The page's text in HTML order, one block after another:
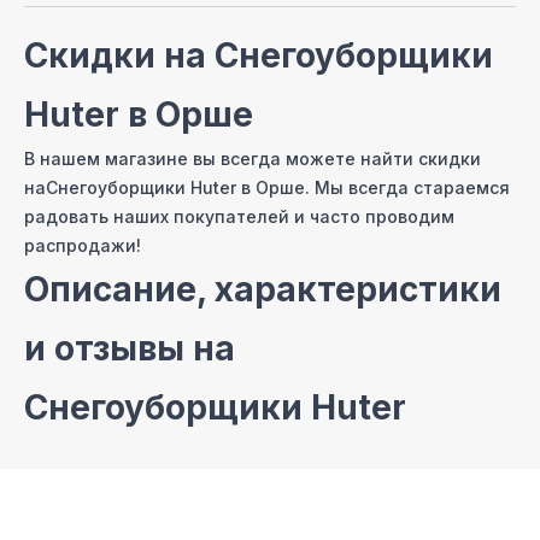
Скидки на Снегоуборщики
Huter в Орше
В нашем магазине вы всегда можете найти скидки
наСнегоуборщики Huter в Орше. Мы всегда стараемся
радовать наших покупателей и часто проводим
распродажи!
Описание, характеристики
и отзывы на
Снегоуборщики Huter